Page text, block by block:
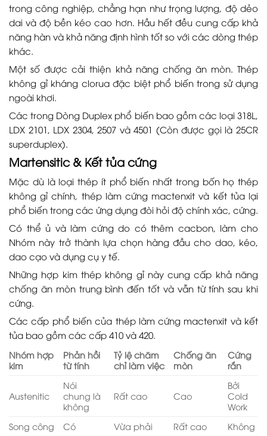
trong công nghiệp, chẳng hạn như trọng lượng, độ dẻo
dai và độ bền kéo cao hơn. Hầu hết đều cung cấp khả
năng hàn và khả năng định hình tốt so với các dòng thép
khác.
Một số được cải thiện khả năng chống ăn mòn. Thép
không gỉ kháng clorua đặc biệt phổ biến trong sử dụng
ngoài khơi.
Các trong Dòng Duplex phổ biến bao gồm các loại 318L,
LDX 2101, LDX 2304, 2507 và 4501 (Còn được gọi là 25CR
superduplex).
Martensitic & Kết tủa cứng
Mặc dù là loại thép ít phổ biến nhất trong bốn họ thép
không gỉ chính, thép làm cứng mactenxit và kết tủa lại
phổ biến trong các ứng dụng đòi hỏi độ chính xác, cứng.
Có thể ủ và làm cứng do có thêm cacbon, làm cho
Nhóm này trở thành lựa chọn hàng đầu cho dao, kéo,
dao cạo và dụng cụ y tế.
Những hợp kim thép không gỉ này cung cấp khả năng
chống ăn mòn trung bình đến tốt và vẫn từ tính sau khi
cứng.
Các cấp phổ biến của thép làm cứng mactenxit và kết
tủa bao gồm các cấp 410 và 420.
Nhóm hợp
kim
Phản hồi
từ tính
Tỷ lệ chăm
chỉ làm việc
Chống ăn
mòn
Cứng
rắn
Austenitic
Nói
chung là
không
Rất cao Cao
Bởi
Cold
Work
Song công
Có Vừa phải Rất cao
Không